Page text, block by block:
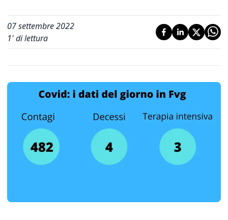
07 settembre 2022
1' di lettura